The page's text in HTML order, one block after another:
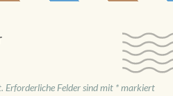
Erforderliche Felder sind mit *markiert